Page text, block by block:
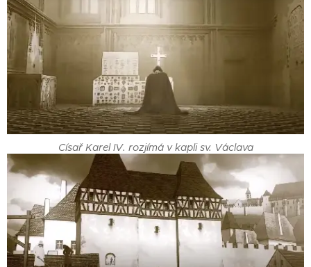
Císař Karel IV. rozjímá v kapli sv. Václava